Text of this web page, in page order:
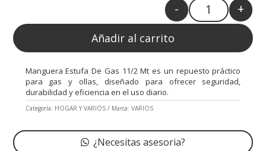
Quantity
- +
Añadir al carrito
Manguera Estufa De Gas 11/2 Mt es un repuesto práctico
para gas y ollas, diseñado para ofrecer seguridad,
durabilidad y eficiencia en el uso diario.
Categoría: HOGAR Y VARIOS Marca: VARIOS
¿Necesitas asesoria?